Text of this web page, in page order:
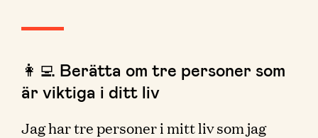
👩‍💻 Berätta om tre personer som
är viktiga i ditt liv
Jag har tre personer i mitt liv som jag